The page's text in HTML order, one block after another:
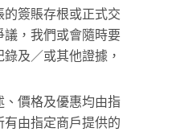
簽賬存根或正式交
，我們或會隨時要
及／或其他證據，
價格及優惠均由指
由指定商戶提供的